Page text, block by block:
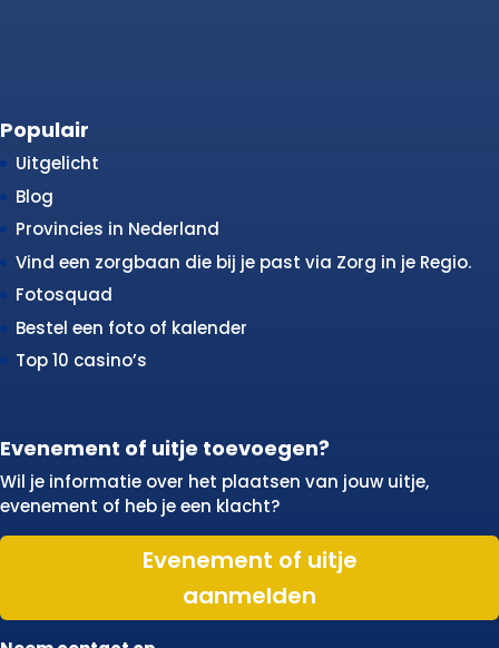
Populair
Uitgelicht
Blog
Provincies in Nederland
Vind een zorgbaan die bij je past via Zorg in je Regio.
Fotosquad
Bestel een foto of kalender
Top 10 casino’s
Evenement of uitje toevoegen?
Wil je informatie over het plaatsen van jouw uitje,
evenement of heb je een klacht?
Evenement of uitje
aanmelden